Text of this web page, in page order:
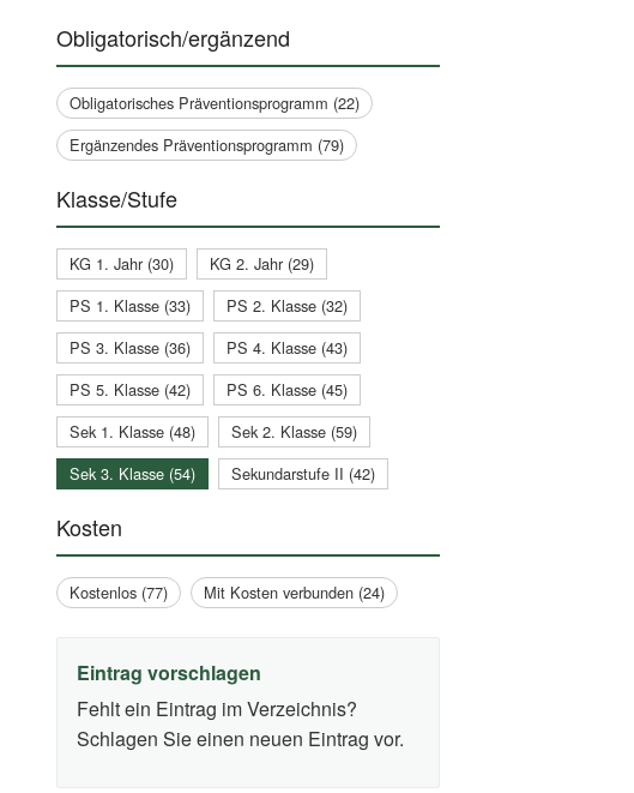
Obligatorisch/ergänzend
Obligatorisches Präventionsprogramm (22)
Ergänzendes Präventionsprogramm (79)
Klasse/Stufe
KG 1. Jahr (30)
KG 2. Jahr (29)
PS 1. Klasse (33)
PS 2. Klasse (32)
PS 3. Klasse (36)
PS 4. Klasse (43)
PS 5. Klasse (42)
PS 6. Klasse (45)
Sek 1. Klasse (48)
Sek 2. Klasse (59)
Sek 3. Klasse (54)
Sekundarstufe II (42)
Kosten
Kostenlos (77) Mit Kosten verbunden (24)
Eintrag vorschlagen
Fehlt ein Eintrag im Verzeichnis?
Schlagen Sie einen neuen Eintrag vor.